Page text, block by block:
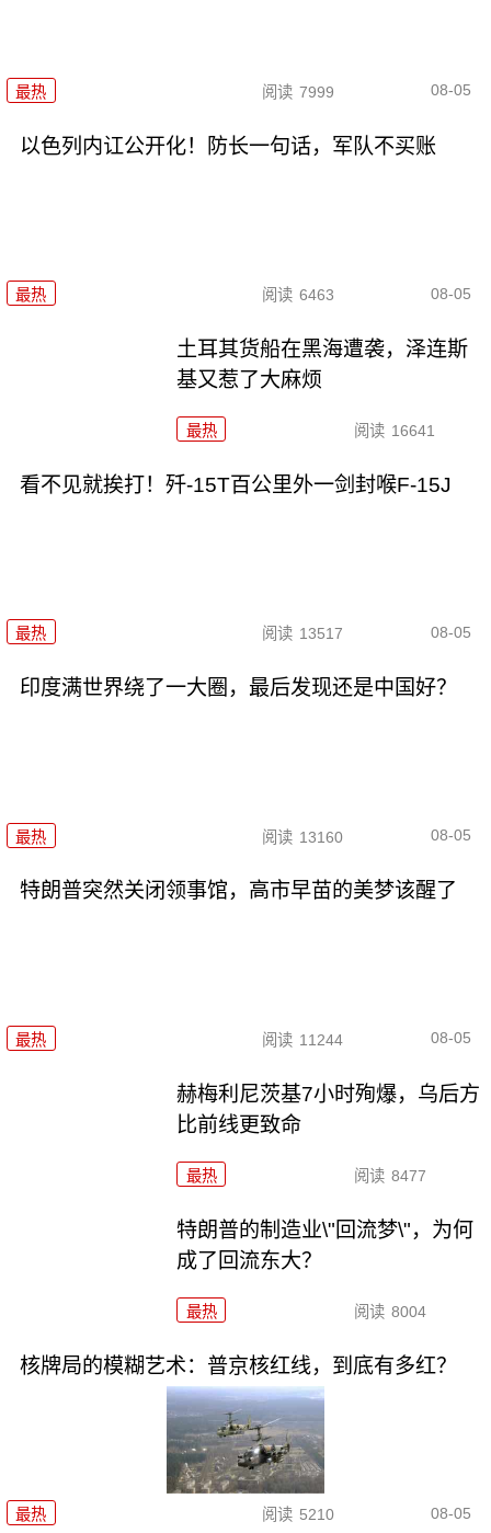
最热 阅读 7999 08-05
以色列内讧公开化！防长一句话，军队不买账
最热 阅读 6463 08-05
土耳其货船在黑海遭袭，泽连斯
基又惹了大麻烦
最热 阅读 16641
看不见就挨打！歼-15T百公里外一剑封喉F-15J
最热 阅读 13517 08-05
印度满世界绕了一大圈，最后发现还是中国好？
最热 阅读 13160 08-05
特朗普突然关闭领事馆，高市早苗的美梦该醒了
最热 阅读 11244 08-05
赫梅利尼茨基7小时殉爆，乌后方
比前线更致命
最热 阅读 8477
特朗普的制造业\"回流梦\"，为何
成了回流东大？
最热 阅读 8004
核牌局的模糊艺术：普京核红线，到底有多红？
最热 阅读 5210 08-05